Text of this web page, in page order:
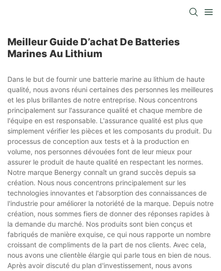
Meilleur Guide D’achat De Batteries
Marines Au Lithium
Dans le but de fournir une batterie marine au lithium de haute
qualité, nous avons réuni certaines des personnes les meilleures
et les plus brillantes de notre entreprise. Nous concentrons
principalement sur l'assurance qualité et chaque membre de
l'équipe en est responsable. L'assurance qualité est plus que
simplement vérifier les pièces et les composants du produit. Du
processus de conception aux tests et à la production en
volume, nos personnes dévouées font de leur mieux pour
assurer le produit de haute qualité en respectant les normes.
Notre marque Benergy connaît un grand succès depuis sa
création. Nous nous concentrons principalement sur les
technologies innovantes et l'absorption des connaissances de
l'industrie pour améliorer la notoriété de la marque. Depuis notre
création, nous sommes fiers de donner des réponses rapides à
la demande du marché. Nos produits sont bien conçus et
fabriqués de manière exquise, ce qui nous rapporte un nombre
croissant de compliments de la part de nos clients. Avec cela,
nous avons une clientèle élargie qui parle tous en bien de nous.
Après avoir discuté du plan d'investissement, nous avons